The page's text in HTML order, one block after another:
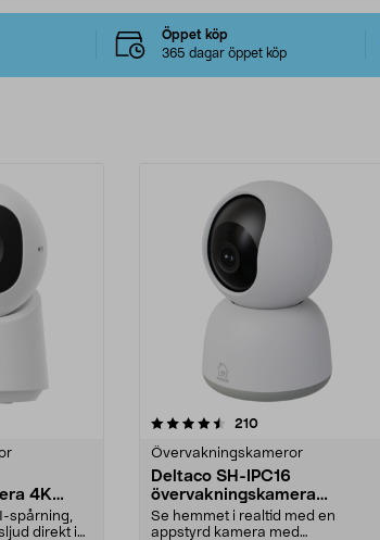
Öppet köp
365 dagar öppet köp
4K
spårning,
direkt i
210recensioner
Övervakningskameror
Deltaco SH-IPC16
övervakningskamera
inomhus WiFi
Se hemmet i realtid med en
appstyrd kamera med
0.0 av 5 stjärnor